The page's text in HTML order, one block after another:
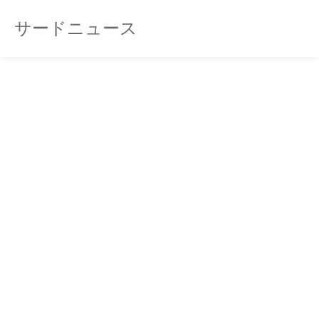
サードニュース